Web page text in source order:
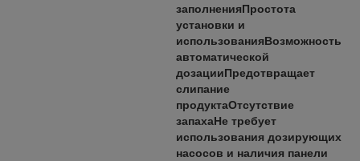
заполненияПростота
установки и
использованияВозможность
автоматической
дозацииПредотвращает
слипание
продуктаОтсутствие
запахаНе требует
использования дозирующих
насосов и наличия панели